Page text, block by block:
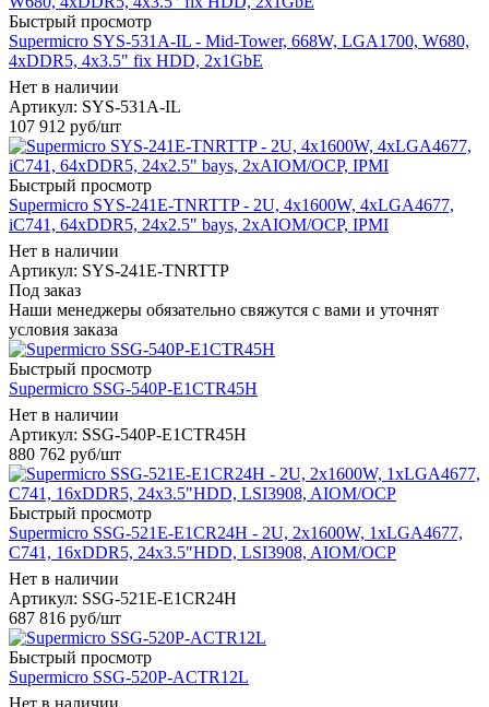
Быстрый просмотр
Supermicro SYS-531A-IL - Mid-Tower, 668W, LGA1700, W680,
4xDDR5, 4x3.5" fix HDD, 2x1GbE
Нет в наличии
Артикул: SYS-531A-IL
107 912 руб/шт
Быстрый просмотр
Supermicro SYS-241E-TNRTTP - 2U, 4x1600W, 4xLGA4677,
iC741, 64xDDR5, 24x2.5" bays, 2xAIOM/OCP, IPMI
Нет в наличии
Артикул: SYS-241E-TNRTTP
Под заказ
Наши менеджеры обязательно свяжутся с вами и уточнят
условия заказа
Быстрый просмотр
Supermicro SSG-540P-E1CTR45H
Нет в наличии
Артикул: SSG-540P-E1CTR45H
880 762 руб/шт
Быстрый просмотр
Supermicro SSG-521E-E1CR24H - 2U, 2x1600W, 1xLGA4677,
C741, 16xDDR5, 24x3.5"HDD, LSI3908, AIOM/OCP
Нет в наличии
Артикул: SSG-521E-E1CR24H
687 816 руб/шт
Быстрый просмотр
Supermicro SSG-520P-ACTR12L
Нет в наличии